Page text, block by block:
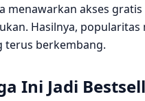
menawarkan akses
Hasilnya,
terus berkembang.
Ini Jadi